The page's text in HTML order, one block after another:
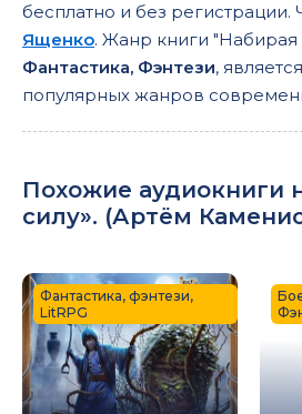
бесплатно и без регистрации.
Ященко. Жанр книги "Набирая
Фантастика, Фэнтези,
популярных жанров
Похожие аудиокниги
силу». (Артём
Фантастика, фэнтези,
LitRPG